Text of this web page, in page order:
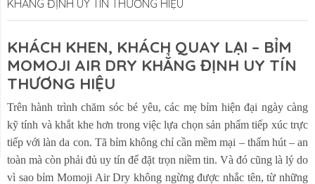
KHẲNG ĐỊNH UY TÍN THƯƠNG HIỆU
KHÁCH KHEN, KHÁCH QUAY LẠI – BỈM
MOMOJI AIR DRY KHẲNG ĐỊNH UY TÍN
THƯƠNG HIỆU
Trên hành trình chăm sóc bé yêu, các mẹ bỉm hiện đại ngày càng
kỹ tính và khắt khe hơn trong việc lựa chọn sản phẩm tiếp xúc trực
tiếp với làn da con. Tã bỉm không chỉ cần mềm mại – thấm hút – an
toàn mà còn phải đủ uy tín để đặt trọn niềm tin. Và đó cũng là lý do
vì sao bỉm Momoji Air Dry không ngừng được nhắc tên, từ những